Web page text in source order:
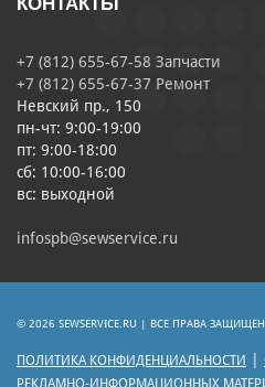
+7 (812) 655-67-58 Запчасти
+7 (812) 655-67-37 Ремонт
Невский пр., 150
пн-чт: 9:00-19:00
пт: 9:00-18:00
сб: 10:00-16:00
вс: выходной
infospb@sewservice.ru
© 2026 SEWSERVICE.RU | ВСЕ ПРАВА
ПОЛИТИКА КОНФИДЕНЦИАЛЬНОСТИ
РЕКЛАМНО-ИНФОРМАЦИОННЫХ